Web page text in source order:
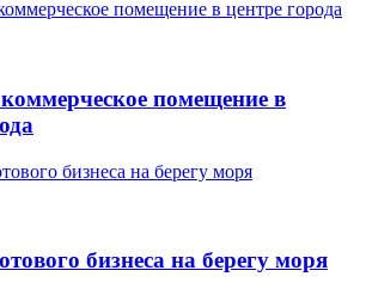
помещение в
бизнеса на берегу моря